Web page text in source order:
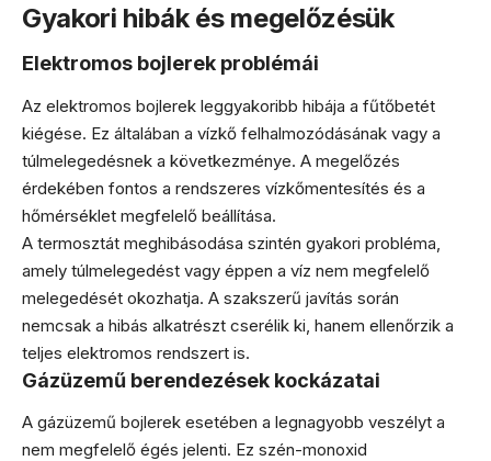
Gyakori hibák és megelőzésük
Elektromos bojlerek problémái
Az elektromos bojlerek leggyakoribb hibája a fűtőbetét
kiégése. Ez általában a vízkő felhalmozódásának vagy a
túlmelegedésnek a következménye. A megelőzés
érdekében fontos a rendszeres vízkőmentesítés és a
hőmérséklet megfelelő beállítása.
A termosztát meghibásodása szintén gyakori probléma,
amely túlmelegedést vagy éppen a víz nem megfelelő
melegedését okozhatja. A szakszerű javítás során
nemcsak a hibás alkatrészt cserélik ki, hanem ellenőrzik a
teljes elektromos rendszert is.
Gázüzemű berendezések kockázatai
A gázüzemű bojlerek esetében a legnagyobb veszélyt a
nem megfelelő égés jelenti. Ez szén-monoxid